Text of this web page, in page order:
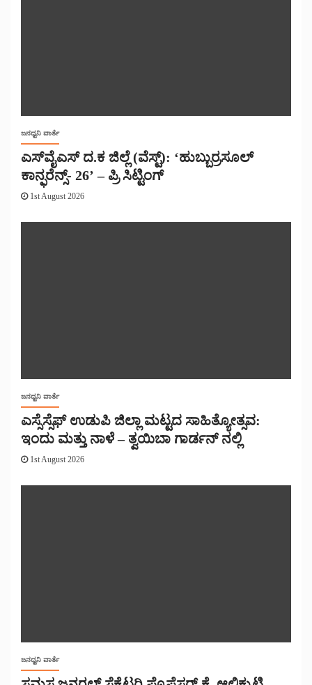
ಜನಧ್ವನಿ ವಾರ್ತೆ
ಎಸ್‌ವೈಎಸ್ ದ.ಕ ಜಿಲ್ಲೆ (ವೆಸ್ಟ್): ‘ಹುಬ್ಬುರ್ರಸೂಲ್
ಕಾನ್ಫರೆನ್ಸ್- 26’ – ಪ್ರಿ ಸಿಟ್ಟಿಂಗ್
1st August 2026
ಜನಧ್ವನಿ ವಾರ್ತೆ
ಎಸ್ಸೆಸ್ಸೆಫ್ ಉಡುಪಿ ಜಿಲ್ಲಾ ಮಟ್ಟದ ಸಾಹಿತ್ಯೋತ್ಸವ:
ಇಂದು ಮತ್ತು ನಾಳೆ – ತ್ವಯಿಬಾ ಗಾರ್ಡನ್ ನಲ್ಲಿ
1st August 2026
ಜನಧ್ವನಿ ವಾರ್ತೆ